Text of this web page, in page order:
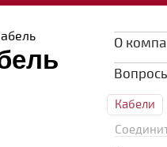
О
Кабели